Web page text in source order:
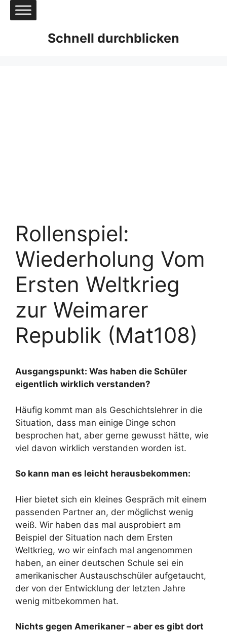
Zum
Inhalt
Schnell durchblicken
Rollenspiel:
Wiederholung Vom
Ersten Weltkrieg
zur Weimarer
Republik (Mat108)
Ausgangspunkt: Was haben die Schüler
eigentlich wirklich verstanden?
Häufig kommt man als Geschichtslehrer in die
Situation, dass man einige Dinge schon
besprochen hat, aber gerne gewusst hätte, wie
viel davon wirklich verstanden worden ist.
So kann man es leicht herausbekommen:
Hier bietet sich ein kleines Gespräch mit einem
passenden Partner an, der möglichst wenig
weiß. Wir haben das mal ausprobiert am
Beispiel der Situation nach dem Ersten
Weltkrieg, wo wir einfach mal angenommen
haben, an einer deutschen Schule sei ein
amerikanischer Austauschschüler aufgetaucht,
der von der Entwicklung der letzten Jahre
wenig mitbekommen hat.
Nichts gegen Amerikaner – aber es gibt dort